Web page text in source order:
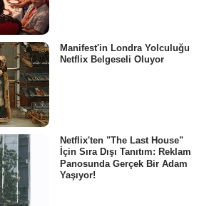
Manifest'in Londra Yolculuğu
Netflix Belgeseli Oluyor
Netflix'ten "The Last House"
İçin Sıra Dışı Tanıtım: Reklam
Panosunda Gerçek Bir Adam
Yaşıyor!